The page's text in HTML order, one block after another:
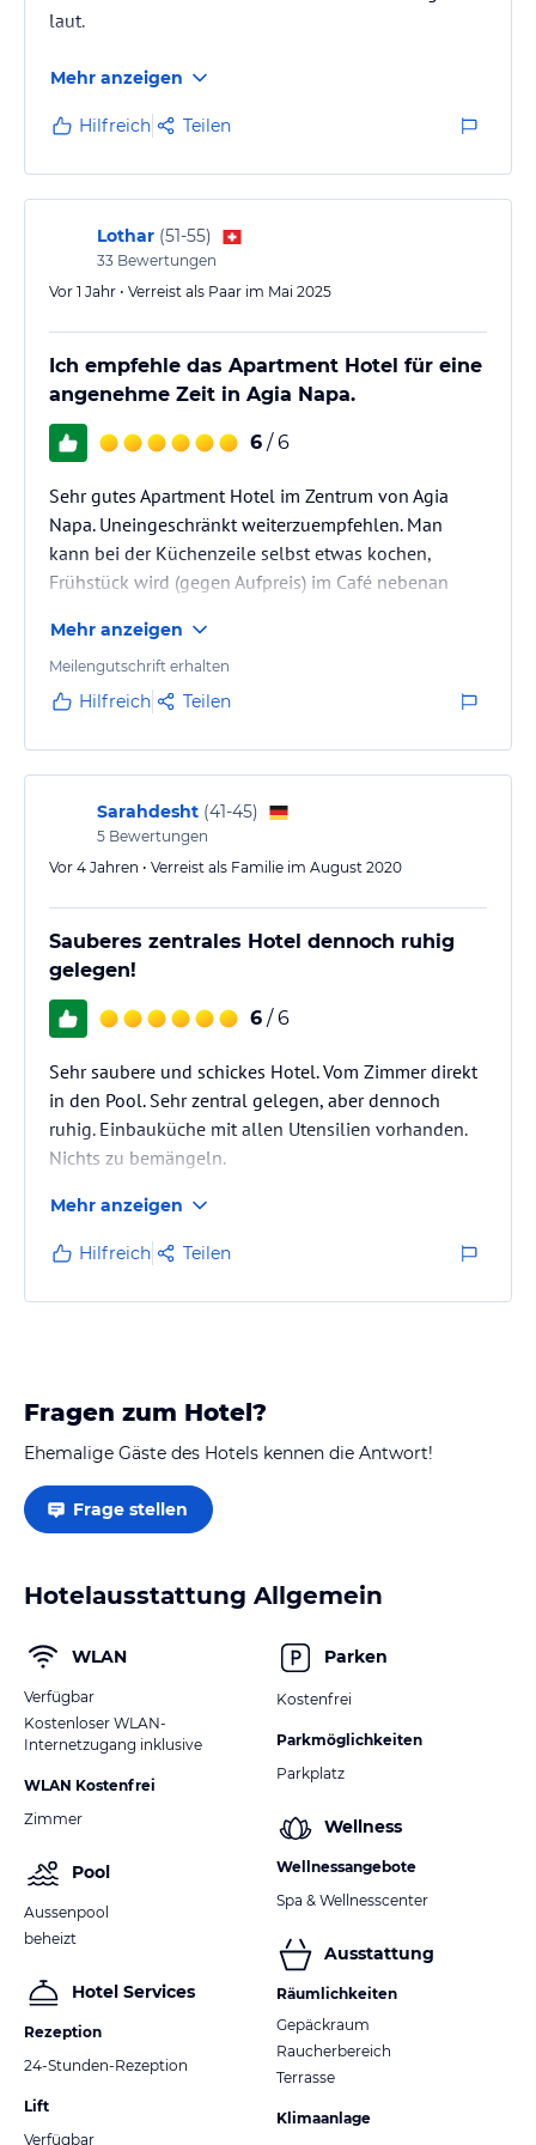
laut.
Mehr anzeigen
Hilfreich Teilen
Lothar (51-55)
33 Bewertungen
Vor 1 Jahr • Verreist als Paar im Mai 2025
Ich empfehle das Apartment Hotel für eine
angenehme Zeit in Agia Napa.
6 / 6
Sehr gutes Apartment Hotel im Zentrum von Agia
Napa. Uneingeschränkt weiterzuempfehlen. Man
kann bei der Küchenzeile selbst etwas kochen,
Frühstück wird (gegen Aufpreis) im Café nebenan
in der Nähe besteht aber immer die Möglichkeit,
"auswärts" zu essen. Zentral gelegen, man kann
praktisch alles zu Fuss erreichen.
Mehr anzeigen
Meilengutschrift erhalten
Hilfreich Teilen
Sarahdesht (41-45)
5 Bewertungen
Vor 4 Jahren • Verreist als Familie im August 2020
Sauberes zentrales Hotel dennoch ruhig
gelegen!
6 / 6
Sehr saubere und schickes Hotel. Vom Zimmer direkt
in den Pool. Sehr zentral gelegen, aber dennoch
ruhig. Einbauküche mit allen Utensilien vorhanden.
Nichts zu bemängeln.
Mehr anzeigen
Hilfreich Teilen
Fragen zum Hotel?
Ehemalige Gäste des Hotels kennen die Antwort!
Frage stellen
Hotelausstattung Allgemein
WLAN
Verfügbar
Kostenloser WLAN-
Internetzugang inklusive
WLAN Kostenfrei
Zimmer
Pool
Aussenpool
beheizt
Hotel Services
Rezeption
24-Stunden-Rezeption
Lift
Verfügbar
Parken
Kostenfrei
Parkmöglichkeiten
Parkplatz
Wellness
Wellnessangebote
Spa & Wellnesscenter
Ausstattung
Räumlichkeiten
Gepäckraum
Raucherbereich
Terrasse
Klimaanlage